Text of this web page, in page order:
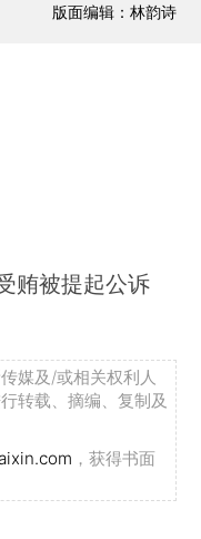
版面编辑：林韵诗
贿被提起公诉
媒及/或相关权利人
转载、摘编、复制及
，获得书面